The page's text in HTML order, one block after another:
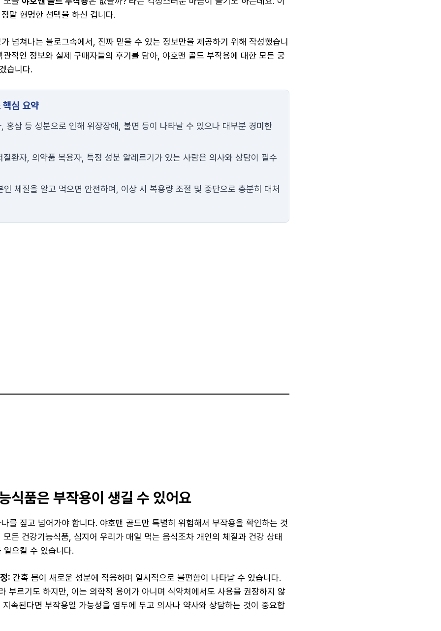
말 현명한 선택을 하신 겁니다.
넘쳐나는 블로그속에서, 진짜 믿을 수 있는 정보만을 제공하기 위해 작성했습니
관적인 정보와 실제 구매자들의 후기를 담아, 야호맨 골드 부작용에 대한 모든 궁
습니다.
심 요약
홍삼 등 성분으로 인해 위장장애, 불면 등이 나타날 수 있으나 대부분 경미한
환자, 의약품 복용자, 특정 성분 알레르기가 있는 사람은 의사와 상담이 필수
체질을 알고 먹으면 안전하며, 이상 시 복용량 조절 및 중단으로 충분히 대처
식품은 부작용이 생길 수 있어요
를 짚고 넘어가야 합니다. 야호맨 골드만 특별히 위험해서 부작용을 확인하는 것
모든 건강기능식품, 심지어 우리가 매일 먹는 음식조차 개인의 체질과 건강 상태
으킬 수 있습니다.
: 간혹 몸이 새로운 성분에 적응하며 일시적으로 불편함이 나타날 수 있습니다.
부르기도 하지만, 이는 의학적 용어가 아니며 식약처에서도 사용을 권장하지 않
지속된다면 부작용일 가능성을 염두에 두고 의사나 약사와 상담하는 것이 중요합